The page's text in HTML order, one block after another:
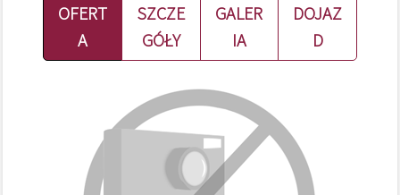
OFERT
A
SZCZE
GÓŁY
GALER
IA
DOJAZ
D